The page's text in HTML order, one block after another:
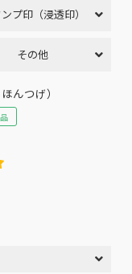
プ印（浸透印）
その他
んつげ）